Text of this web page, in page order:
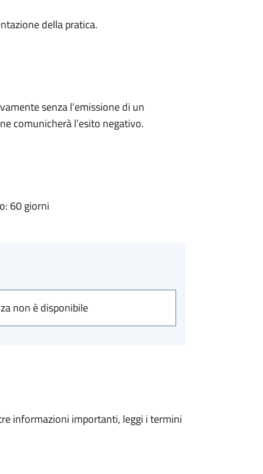
della pratica.
senza l’emissione di un
comunicherà l’esito negativo.
60 giorni
non è disponibile
informazioni importanti, leggi i termini